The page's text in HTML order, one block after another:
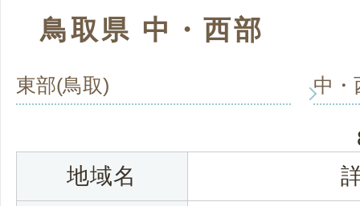
鳥取県 中・西部
東部(鳥取) 中・
地域名